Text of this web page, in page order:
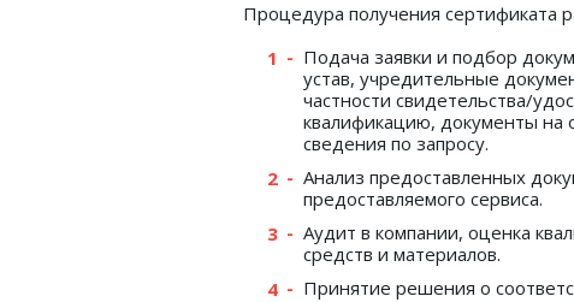
Процедура получения сертификата
Подача заявки и подбор
устав, учредительные
частности свидетельства/
квалификацию, документы
сведения по запросу.
Анализ предоставленных
предоставляемого сервиса.
Аудит в компании, оценка
средств и материалов.
Принятие решения о